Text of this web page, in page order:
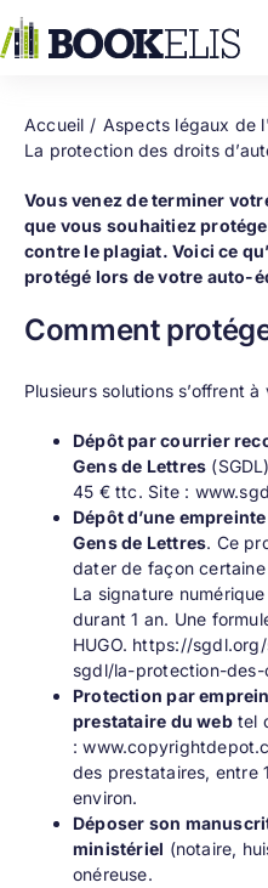
au
contenu
Accueil
Aspects légaux de
La protection des droits
Vous venez de terminer
que vous souhaitiez
contre le plagiat. Voici ce
protégé lors de votre auto-
Comment
Plusieurs solutions s’offrent à
Dépôt par courrier
Gens de Lettres
45 € ttc. Site :
Dépôt d’une
Gens de Lettres. Ce
dater de façon
La signature
durant 1 an. Une
HUGO. https://
sgdl/la-protection-des-
Protection par
prestataire du webtel
:
des prestataires, entre
environ.
Déposer son
ministériel (notaire,
onéreuse.